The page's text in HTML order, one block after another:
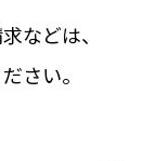
などは、
さい。